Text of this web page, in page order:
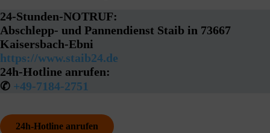
24-Stunden-NOTRUF:
Abschlepp- und Pannendienst Staib in 73667
Kaisersbach-Ebni
https://www.staib24.de
24h-Hotline anrufen:
✆ +49-7184-2751
24h-Hotline anrufen